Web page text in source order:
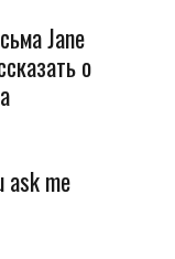
Jane
о
ask me